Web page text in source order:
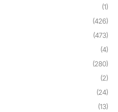
(1)
(426)
(473)
(4)
(280)
(2)
(24)
(13)